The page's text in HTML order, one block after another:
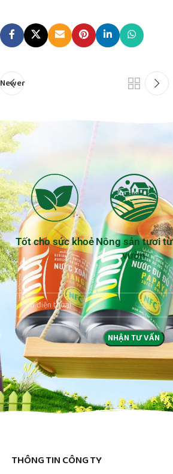
Newer
Tốt cho sức khoẻ Nông sản tươi từ
vườn
THÔNG TIN CÔNG TY